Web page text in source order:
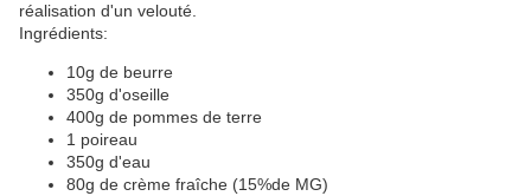
réalisation d'un velouté.
Ingrédients:
10g de beurre
350g d'oseille
400g de pommes de terre
1 poireau
350g d'eau
80g de crème fraîche (15%de MG)